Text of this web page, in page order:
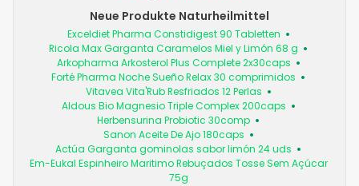
Neue Produkte Naturheilmittel
Exceldiet Pharma Constidigest 90 Tabletten
Ricola Max Garganta Caramelos Miel y Limón 68 g
Arkopharma Arkosterol Plus Complete 2x30caps
Forté Pharma Noche Sueño Relax 30 comprimidos
Vitavea Vita'Rub Resfriados 12 Perlas
Aldous Bio Magnesio Triple Complex 200caps
Herbensurina Probiotic 30comp
Sanon Aceite De Ajo 180caps
Actúa Garganta gominolas sabor limón 24 uds
Em-Eukal Espinheiro Maritimo Rebuçados Tosse Sem Açúcar
75g